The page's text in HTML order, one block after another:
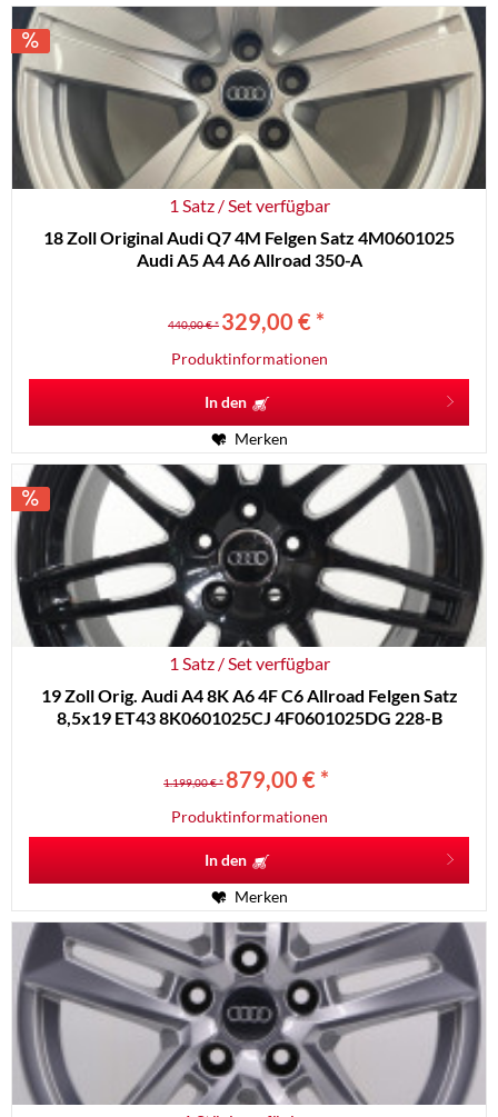
1 Satz / Set verfügbar
18 Zoll Original Audi Q7 4M Felgen Satz 4M0601025
Audi A5 A4 A6 Allroad 350-A
440,00 € * 329,00 € *
Produktinformationen
In den
Merken
1 Satz / Set verfügbar
19 Zoll Orig. Audi A4 8K A6 4F C6 Allroad Felgen Satz
8,5x19 ET43 8K0601025CJ 4F0601025DG 228-B
1.199,00 € *879,00 € *
Produktinformationen
In den
Merken